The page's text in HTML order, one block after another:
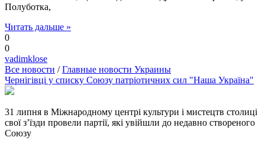
Полуботка,
Читать дальше »
0
0
vadimklose
Все новости /Главные новости Украины
Чернігівці у списку Союзу патріотичних сил "Наша Україна"
31 липня в Міжнародному центрі культури і мистецтв столиці
свої з’їзди провели партії, які увійшли до недавно створеного
Союзу